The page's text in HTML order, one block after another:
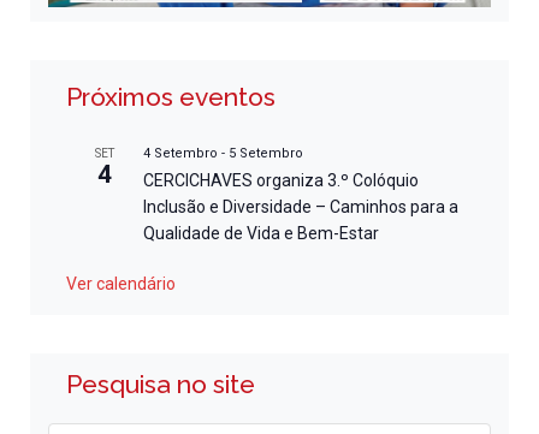
Próximos eventos
SET
4
4 Setembro - 5 Setembro
CERCICHAVES organiza 3.º Colóquio
Inclusão e Diversidade – Caminhos para a
Qualidade de Vida e Bem-Estar
Ver calendário
Pesquisa no site